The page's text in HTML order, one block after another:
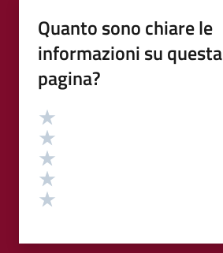
Quanto sono chiare le
informazioni su questa
pagina?
Valutazione